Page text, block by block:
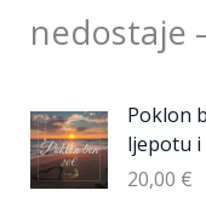
nedostaje
Poklon
ljepotu i
20,00 €